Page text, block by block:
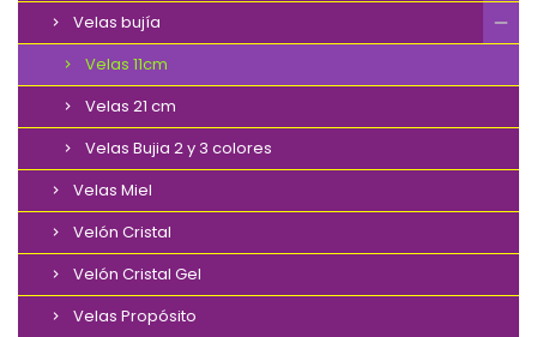
Velas bujía
Velas 11cm
Velas 21 cm
Velas Bujia 2 y 3 colores
Velas Miel
Velón Cristal
Velón Cristal Gel
Velas Propósito